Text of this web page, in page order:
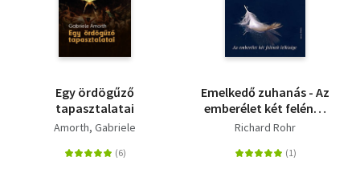
Egy ördögűző
tapasztalatai
Amorth, Gabriele
Emelkedő zuhanás - Az
emberélet két felének
lelkisége
Richard Rohr